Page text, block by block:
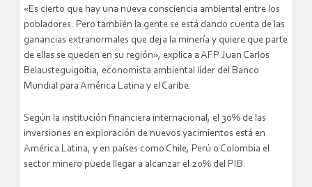
«Es cierto que hay una nueva consciencia ambiental entre los
pobladores. Pero también la gente se está dando cuenta de las
ganancias extranormales que deja la minería y quiere que parte
de ellas se queden en su región», explica a AFP Juan Carlos
Belausteguigoitia, economista ambiental líder del Banco
Mundial para América Latina y el Caribe.
Según la institución financiera internacional, el 30% de las
inversiones en exploración de nuevos yacimientos está en
América Latina, y en países como Chile, Perú o Colombia el
sector minero puede llegar a alcanzar el 20% del PIB.